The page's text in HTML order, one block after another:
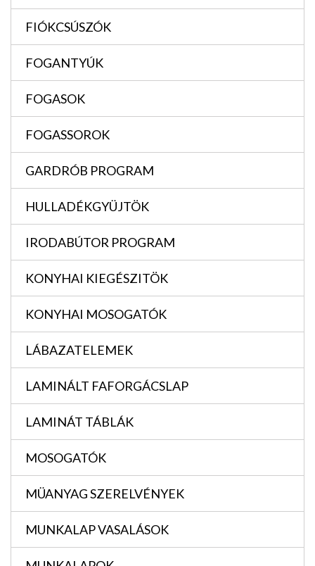
FIÓKCSÚSZÓK
FOGANTYÚK
FOGASOK
FOGASSOROK
GARDRÓB PROGRAM
HULLADÉKGYÜJTÖK
IRODABÚTOR PROGRAM
KONYHAI KIEGÉSZITÖK
KONYHAI MOSOGATÓK
LÁBAZATELEMEK
LAMINÁLT FAFORGÁCSLAP
LAMINÁT TÁBLÁK
MOSOGATÓK
MÜANYAG SZERELVÉNYEK
MUNKALAP VASALÁSOK